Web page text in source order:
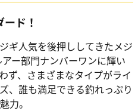
ド！
ギ人気を後押ししてきたメジ
ー部門ナンバーワンに輝い
、さまざまなタイプがライ
、誰も満足できる釣れっぷり
力。